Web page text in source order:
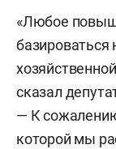
«Любое
сказал
— К
которой мы